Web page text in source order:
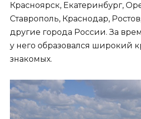
Красноярск, Екатеринбург,
Ставрополь, Краснодар,
другие города России. За
у него образовался широкий
знакомых.